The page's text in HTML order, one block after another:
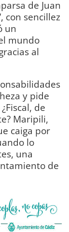
de Juan
con sencillez
un
mundo
al
y pide
de
Maripili,
caiga por
lo
una
de